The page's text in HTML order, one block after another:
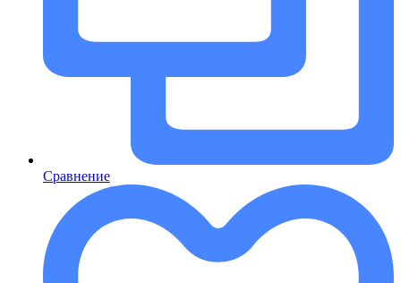
Сравнение